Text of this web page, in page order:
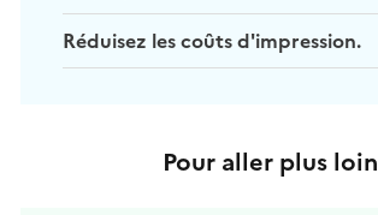
Réduisez les coûts d'impression.
Pour aller plus loin